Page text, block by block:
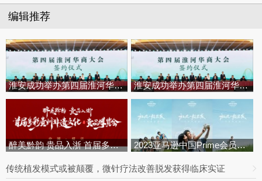
编辑推荐
淮安成功举办第四届淮河华商大会 淮安成功举办第四届淮河华商大会
醉美黔韵 贵品入浙 首届多彩贵州 2023亚马逊中国Prime会员日乘风
传统植发模式或被颠覆，微针疗法改善脱发获得临床实证